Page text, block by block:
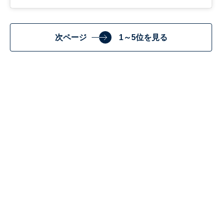
次ページ 1～5位を見る